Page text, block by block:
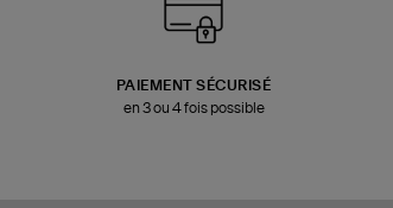
PAIEMENT SÉCURISÉ
en 3 ou 4 fois possible